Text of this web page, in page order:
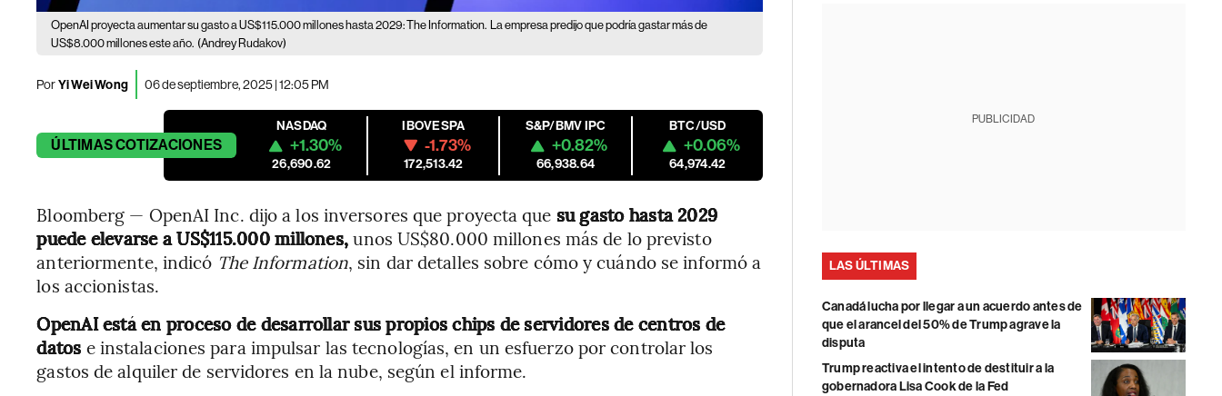
OpenAI proyecta aumentar su gasto a US$115.000 millones hasta 2029: The Information. La empresa predijo que podría gastar más de
US$8.000 millones este año. (Andrey Rudakov)
PorYi Wei Wong 06 de septiembre, 2025 | 12:05 PM
ÚLTIMASCOTIZACIONES
NASDAQ
+1.30%
26,690.62
IBOVESPA
-1.73%
172,513.42
S&P/BMV IPC
+0.82%
66,938.64
BTC/USD
+0.06%
64,974.42
Bloomberg — OpenAI Inc. dijo a los inversores que proyecta que su gasto hasta 2029
puede elevarse a US$115.000 millones,unos US$80.000 millones más de lo previsto
anteriormente, indicó The Information, sin dar detalles sobre cómo y cuándo se informó a
los accionistas.
OpenAI está en proceso de desarrollar sus propios chips de servidores de centros de
datos e instalaciones para impulsar las tecnologías, en un esfuerzo por controlar los
gastos de alquiler de servidores en la nube, según el informe.
PUBLICIDAD
LAS ÚLTIMAS
Canadá lucha por llegar a un acuerdo antes de
que el arancel del 50% de Trump agrave la
disputa
Trump reactiva el intento de destituir a la
gobernadora Lisa Cook de la Fed